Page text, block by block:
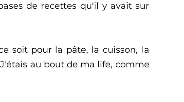
de recettes qu'il y avait sur
soit pour la pâte, la cuisson, la
au bout de ma life, comme